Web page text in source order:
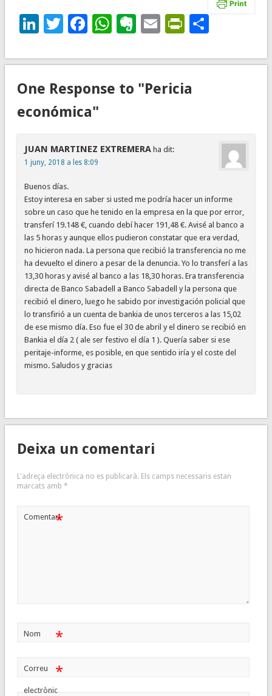
LinkedIn
Twitter
Facebook
WhatsApp
Evernote
Email
One Response to "Pericia
económica"
JUAN MARTINEZ EXTREMERA ha dit:
1 juny, 2018 a les 8:09
Buenos días.
Estoy interesa en saber si usted me podría hacer un informe
sobre un caso que he tenido en la empresa en la que por error,
transferí 19.148 €, cuando debí hacer 191,48 €. Avisé al banco a
las 5 horas y aunque ellos pudieron constatar que era verdad,
no hicieron nada. La persona que recibió la transferencia no me
ha devuelto el dinero a pesar de la denuncia. Yo lo transferí a las
13,30 horas y avisé al banco a las 18,30 horas. Era transferencia
directa de Banco Sabadell a Banco Sabadell y la persona que
recibió el dinero, luego he sabido por investigación policial que
lo transfirió a un cuenta de bankia de unos terceros a las 15,02
de ese mismo día. Eso fue el 30 de abril y el dinero se recibió en
Bankia el día 2 ( ale ser festivo el día 1 ). Quería saber si ese
peritaje-informe, es posible, en que sentido iría y el coste del
mismo. Saludos y gracias
Deixa un comentari
L'adreça electrònica no es publicarà. Els camps necessaris estan
marcats amb *
Comentari*
Nom *
Correu
electrònic
*